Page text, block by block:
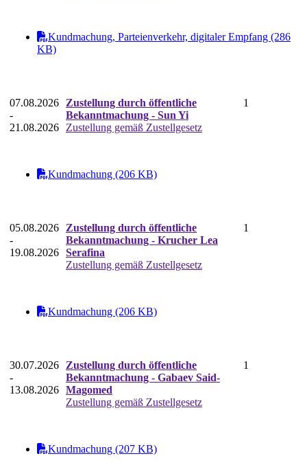
Kundmachung, Parteienverkehr, digitaler Empfang (286
KB)
07.08.2026
-
21.08.2026
Zustellung durch öffentliche
Bekanntmachung - Sun Yi
Zustellung gemäß Zustellgesetz
1
Kundmachung (206 KB)
05.08.2026
-
19.08.2026
Zustellung durch öffentliche
Bekanntmachung - Krucher Lea
Serafina
Zustellung gemäß Zustellgesetz
1
Kundmachung (206 KB)
30.07.2026
-
13.08.2026
Zustellung durch öffentliche
Bekanntmachung - Gabaev Said-
Magomed
Zustellung gemäß Zustellgesetz
1
Kundmachung (207 KB)